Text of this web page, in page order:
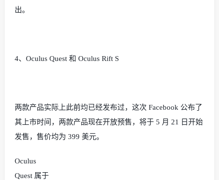
出。
4、 Oculus Quest 和 Oculus Rift S
两款产品实际上此前均已经发布过，这次 Facebook 公布了
其上市时间，两款产品现在开放预售，将于 5 月 21
日开始
发售，售价均为 399 美元。
Oculus
Quest 属于